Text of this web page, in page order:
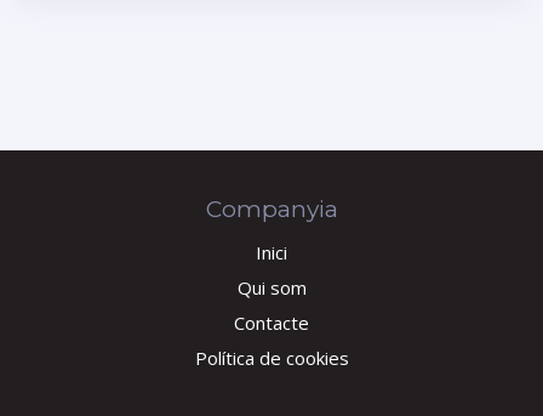
Companyia
Inici
Qui som
Contacte
Política de cookies